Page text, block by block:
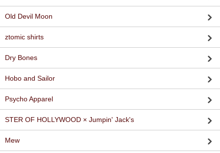
Old Devil Moon
ztomic shirts
Dry Bones
Hobo and Sailor
Psycho Apparel
STER OF HOLLYWOOD × Jumpin' Jack's
Mew